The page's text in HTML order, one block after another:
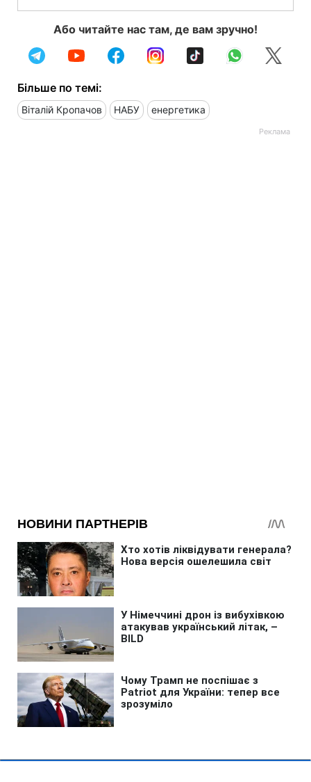
Або читайте нас там, де вам зручно!
Більше по темі:
Віталій Кропачов НАБУ енергетика